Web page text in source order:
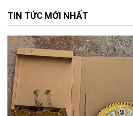
TIN TỨC MỚI NHẤT